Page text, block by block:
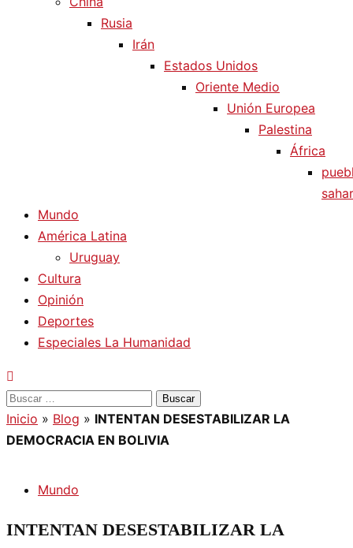
Rusia
Irán
Estados Unidos
Oriente Medio
Unión Europea
Palestina
África
Mundo
América Latina
Uruguay
Cultura
Opinión
Deportes
Especiales La Humanidad
Buscar:
Inicio » Blog » INTENTAN DESESTABILIZAR LA
DEMOCRACIA EN BOLIVIA
Mundo
INTENTAN DESESTABILIZAR LA